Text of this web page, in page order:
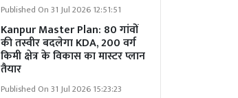
Published On 31 Jul 2026 12:51:51
Kanpur Master Plan: 80 गांवों
की तस्वीर बदलेगा KDA, 200 वर्ग
किमी क्षेत्र के विकास का मास्टर प्लान
तैयार
Published On 31 Jul 2026 15:23:23